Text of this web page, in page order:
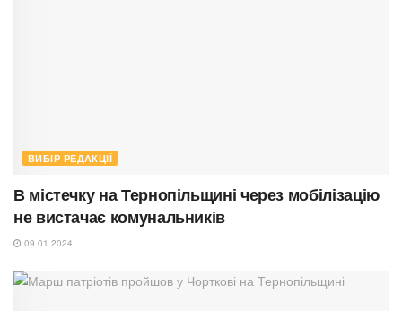
ВИБІР РЕДАКЦІЇ
В містечку на Тернопільщині через мобілізацію
не вистачає комунальників
09.01.2024